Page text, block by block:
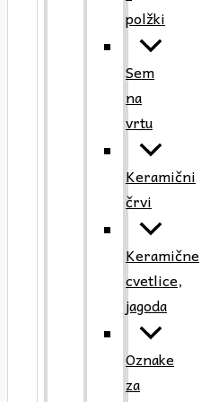
polžki
Sem
na
vrtu
Keramični
črvi
Keramične
cvetlice,
jagoda
Oznake
za